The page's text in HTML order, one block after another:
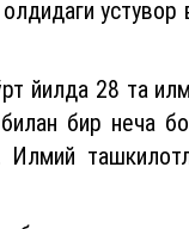
йилда 28 та
бир неча
шароит